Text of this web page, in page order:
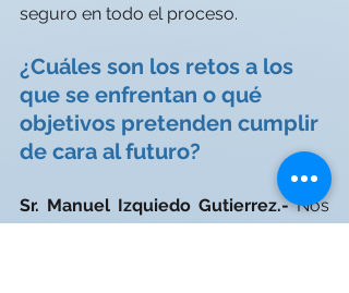
seguro en todo el proceso.
¿Cuáles son los retos a los
que se enfrentan o qué
objetivos pretenden cumplir
de cara al futuro?
Sr. Manuel Izquiedo Gutierrez.- Nos